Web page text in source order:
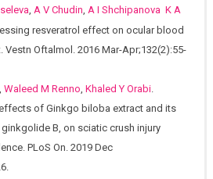
, A V Chudin, A I Shchipanova K A
resveratrol effect on ocular blood
Vestn Oftalmol. 2016 Mar-Apr;132(2):55-
Waleed M Renno Khaled Y Orabi
of Ginkgo biloba extract and its
B, on sciatic crush injury
PLoS On. 2019 Dec